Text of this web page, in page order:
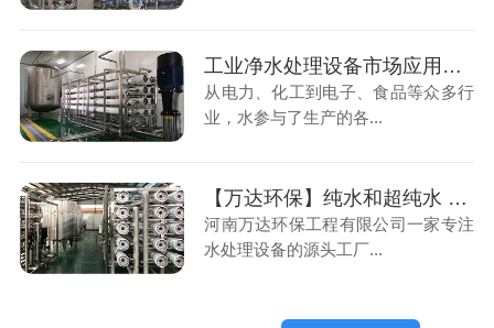
工业净水处理设备市场应用中起着关键作用
从电力、化工到电子、食品等众多行
业，水参与了生产的各...
【万达环保】纯水和超纯水 不同之处以及应用范围
河南万达环保工程有限公司一家专注
水处理设备的源头工厂...